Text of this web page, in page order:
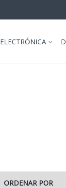
ELECTRÓNICA
ORDENAR POR